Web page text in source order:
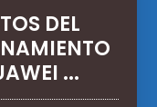
DEL
...